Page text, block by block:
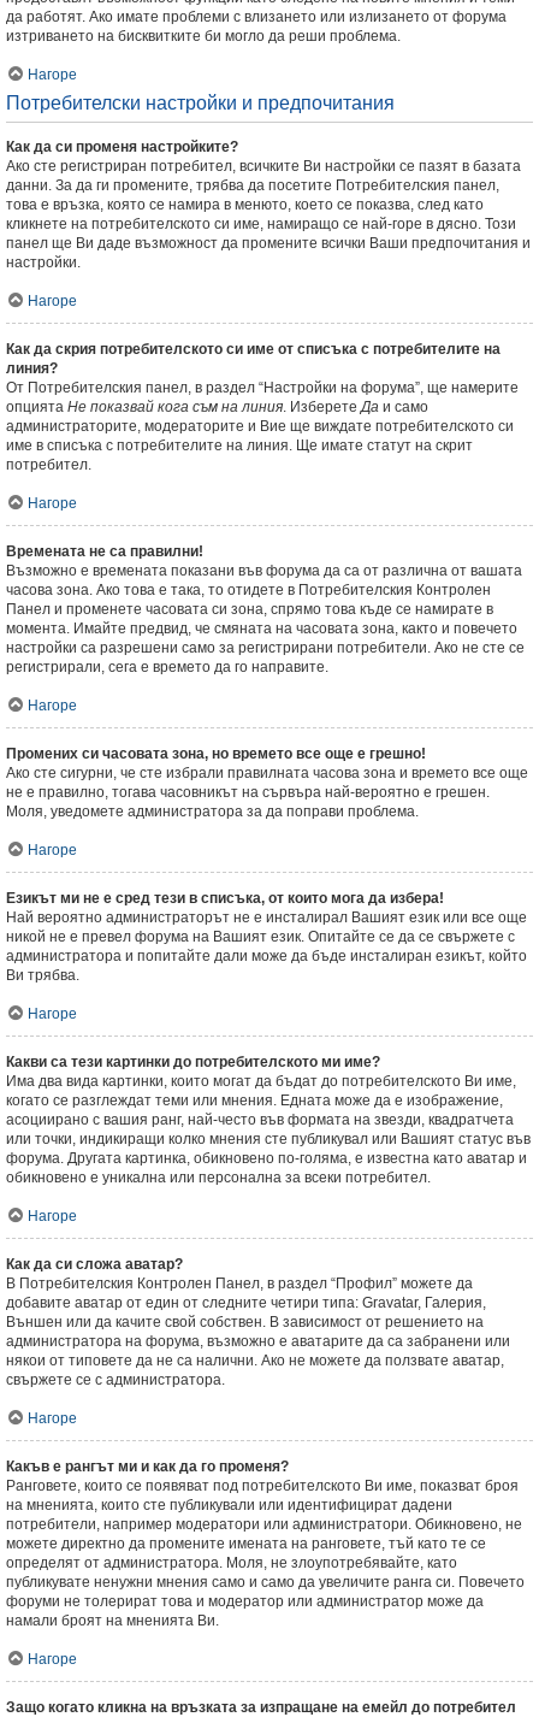
да работят. Ако имате проблеми с влизането или излизането от форума
изтриването на бисквитките би могло да реши проблема.
Нагоре
Потребителски настройки и предпочитания
Как да си променя настройките?
Ако сте регистриран потребител, всичките Ви настройки се пазят в базата
данни. За да ги промените, трябва да посетите Потребителския панел,
това е връзка, която се намира в менюто, което се показва, след като
кликнете на потребителското си име, намиращо се най-горе в дясно. Този
панел ще Ви даде възможност да промените всички Ваши предпочитания и
настройки.
Нагоре
Как да скрия потребителското си име от списъка с потребителите на
линия?
От Потребителския панел, в раздел “Настройки на форума”, ще намерите
опцията Не показвай кога съм на линия. ИзберетеДа и само
администраторите, модераторите и Вие ще виждате потребителското си
име в списъка с потребителите на линия. Ще имате статут на скрит
потребител.
Нагоре
Времената не са правилни!
Възможно е времената показани във форума да са от различна от вашата
часова зона. Ако това е така, то отидете в Потребителския Контролен
Панел и променете часовата си зона, спрямо това къде се намирате в
момента. Имайте предвид, че смяната на часовата зона, както и повечето
настройки са разрешени само за регистрирани потребители. Ако не сте се
регистрирали, сега е времето да го направите.
Нагоре
Промених си часовата зона, но времето все още е грешно!
Ако сте сигурни, че сте избрали правилната часова зона и времето все още
не е правилно, тогава часовникът на сървъра най-вероятно е грешен.
Моля, уведомете администратора за да поправи проблема.
Нагоре
Езикът ми не е сред тези в списъка, от които мога да избера!
Най вероятно администраторът не е инсталирал Вашият език или все още
никой не е превел форума на Вашият език. Опитайте се да се свържете с
администратора и попитайте дали може да бъде инсталиран езикът, който
Ви трябва.
Нагоре
Какви са тези картинки до потребителското ми име?
Има два вида картинки, които могат да бъдат до потребителското Ви име,
когато се разглеждат теми или мнения. Едната може да е изображение,
асоциирано с вашия ранг, най-често във формата на звезди, квадратчета
или точки, индикиращи колко мнения сте публикувал или Вашият статус във
форума. Другата картинка, обикновено по-голяма, е известна като аватар и
обикновено е уникална или персонална за всеки потребител.
Нагоре
Как да си сложа аватар?
В Потребителския Контролен Панел, в раздел “Профил” можете да
добавите аватар от един от следните четири типа: Gravatar, Галерия,
Външен или да качите свой собствен. В зависимост от решението на
администратора на форума, възможно е аватарите да са забранени или
някои от типовете да не са налични. Ако не можете да ползвате аватар,
свържете се с администратора.
Нагоре
Какъв е рангът ми и как да го променя?
Ранговете, които се появяват под потребителското Ви име, показват броя
на мненията, които сте публикували или идентифицират дадени
потребители, например модератори или администратори. Обикновено, не
можете директно да промените имената на ранговете, тъй като те се
определят от администратора. Моля, не злоупотребявайте, като
публикувате ненужни мнения само и само да увеличите ранга си. Повечето
форуми не толерират това и модератор или администратор може да
намали броят на мненията Ви.
Нагоре
Защо когато кликна на връзката за изпращане на емейл до потребител